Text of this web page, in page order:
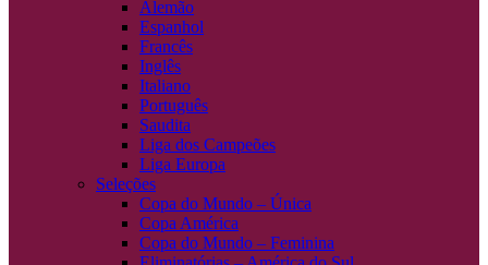
Alemão
Espanhol
Francês
Inglês
Italiano
Português
Saudita
Liga dos Campeões
Liga Europa
Seleções
Copa do Mundo – Única
Copa América
Copa do Mundo – Feminina